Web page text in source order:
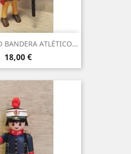
BANDERA ATLÉTICO...
Precio
18,00 €